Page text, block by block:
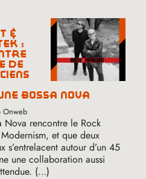
&
:
de
bossa nova
Onweb
Nova rencontre le Rock
et que deux
s’entrelacent autour d’un 45
une collaboration aussi
(…)